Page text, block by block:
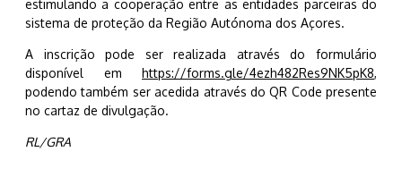
estimulando a cooperação entre as entidades parceiras do
sistema de proteção da Região Autónoma dos Açores.
A inscrição pode ser realizada através do formulário
disponível em https://forms.gle/4ezh482Res9NK5pK8,
podendo também ser acedida através do QR Code presente
no cartaz de divulgação.
RL/GRA